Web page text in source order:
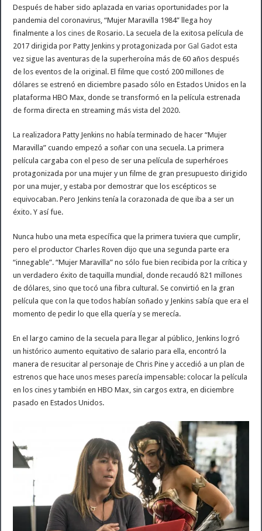
Después de haber sido aplazada en varias oportunidades por la
pandemia del coronavirus, “Mujer Maravilla 1984” llega hoy
finalmente a loscines de Rosario. La secuela de la exitosa película de
2017 dirigida por Patty Jenkins y protagonizada porGal Gadot esta
vez sigue las aventuras de la superheroína más de 60 años después
de los eventos de la original. El filme que costó 200 millones de
dólares se estrenó en diciembre pasado sólo en Estados Unidos en la
plataforma HBO Max, donde se transformó en la película estrenada
de forma directa en streaming más vista del 2020.
La realizadora Patty Jenkins no había terminado de hacer “Mujer
Maravilla” cuando empezó a soñar con una secuela. La primera
película cargaba con el peso de ser una película de superhéroes
protagonizada por una mujer y un filme de gran presupuesto dirigido
por una mujer, y estaba por demostrar que los escépticos se
equivocaban. Pero Jenkins tenía la corazonada de que iba a ser un
éxito. Y así fue.
Nunca hubo una meta específica que la primera tuviera que cumplir,
pero el productor Charles Roven dijo que una segunda parte era
“innegable”. “Mujer Maravilla” no sólo fue bien recibida por la crítica y
un verdadero éxito de taquilla mundial, donde recaudó 821 millones
de dólares, sino que tocó una fibra cultural. Se convirtió en la gran
película que con la que todos habían soñado y Jenkins sabía que era el
momento de pedir lo que ella quería y se merecía.
En el largo camino de la secuela para llegar al público, Jenkins logró
un histórico aumento equitativo de salario para ella, encontró la
manera de resucitar al personaje de Chris Pine y accedió a un plan de
estrenos que hace unos meses parecía impensable: colocar la película
en los cines y también en HBO Max, sin cargos extra, en diciembre
pasado en Estados Unidos.